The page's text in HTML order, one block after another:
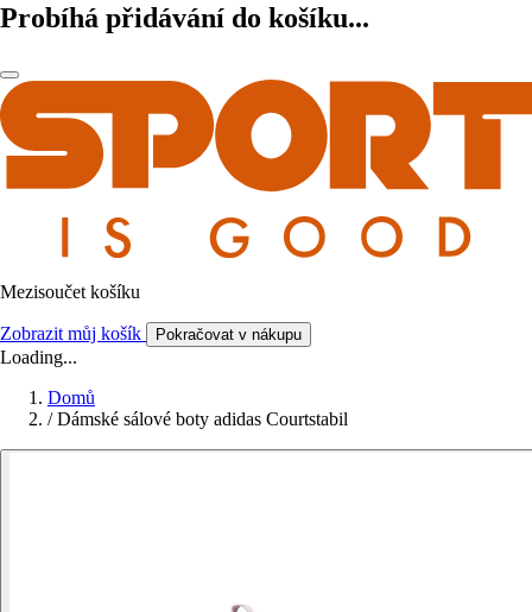
Probíhá přidávání do košíku...
Mezisoučet košíku
Zobrazit můj košík Pokračovat v nákupu
Loading...
Domů
/ Dámské sálové boty adidas Courtstabil